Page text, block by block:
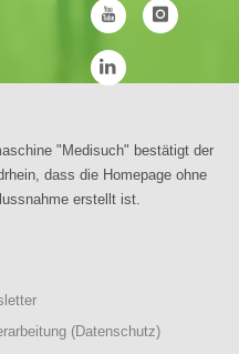
"Medisuch" bestätigt der
dass die Homepage ohne
erstellt ist.
(Datenschutz)